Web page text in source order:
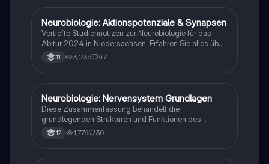
Biologie
Neurobiologie: Aktionspotenziale & Synapsen
Vertiefte Studiennotizen zur Neurobiologie für das
Abitur 2024 in Niedersachsen. Erfahren Sie alles über
Aktionspotenziale, Ruhepotenziale, synaptische
Integration, die Rolle von Neurotransmittern, die
Schüler, die sich auf Prüfungen vorbereiten und ein
tiefes Verständnis der neuronalen Signalübertragung
entwickeln möchten.
11 3,236 47
Biologie
Neurobiologie: Nervensystem Grundlagen
Diese Zusammenfassung behandelt die
grundlegenden Strukturen und Funktionen des
Nervensystems, einschließlich Neuronen, Gliazellen,
Ruhepotential, Aktionspotential und synaptische
12 1,776 30